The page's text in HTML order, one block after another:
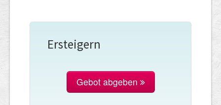
Ersteigern
Gebot abgeben